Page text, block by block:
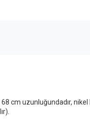
cm uzunluğundadır,